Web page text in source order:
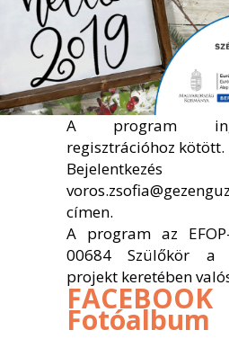
A program
regisztrációhoz kötött.
címen.
A program az
00684 Szülőkör a
projekt keretében
FACEBOOK
Fotóalbum